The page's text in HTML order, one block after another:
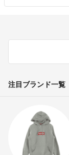
注目ブランド一覧